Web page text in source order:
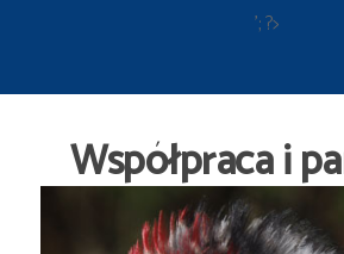
'; ?>
Współpraca i